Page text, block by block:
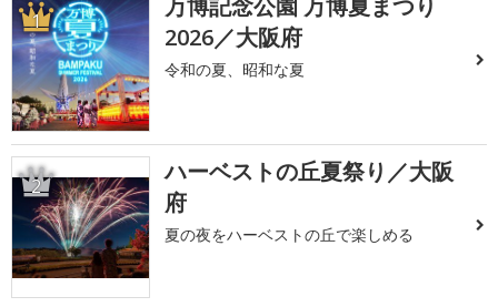
1
万博記念公園 万博夏まつり
2026／大阪府
令和の夏、昭和な夏
2
ハーベストの丘夏祭り／大阪
府
夏の夜をハーベストの丘で楽しめる